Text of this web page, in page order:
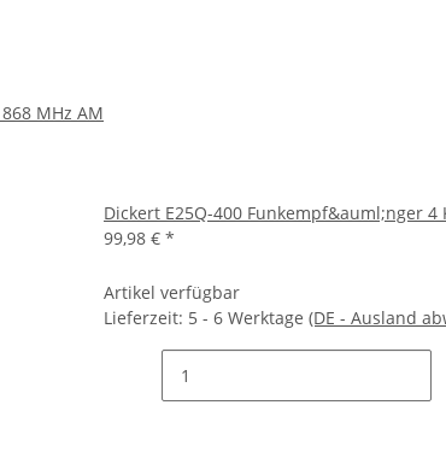
MHz AM
Dickert E25Q-400 Funkempf&auml;nger
99,98 € *
Artikel verfügbar
Lieferzeit: 5 - 6 Werktage (DE - Ausland